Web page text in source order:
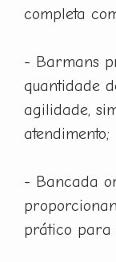
completa
- Barmans
quantidade
agilidade,
atendimento;
- Bancada
prático para